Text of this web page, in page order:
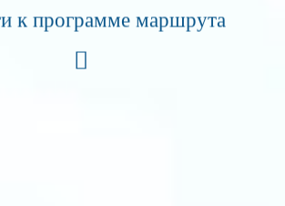
к программе маршрута